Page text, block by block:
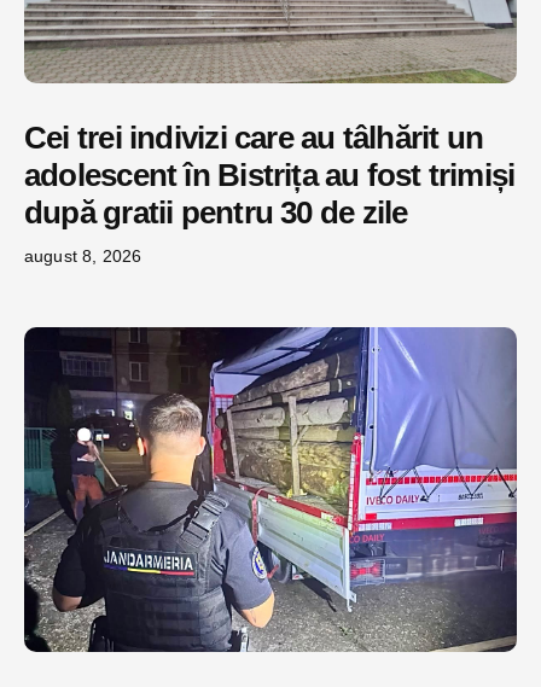
Cei trei indivizi care au tâlhărit un
adolescent în Bistrița au fost trimiși
după gratii pentru 30 de zile
august 8, 2026